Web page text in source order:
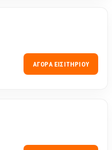
ΑΓΟΡΆ ΕΙΣΙΤΗΡΊΟΥ